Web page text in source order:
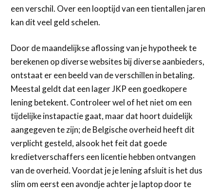
een verschil. Over een looptijd van een tientallen jaren
kan dit veel geld schelen.
Door de maandelijkse aflossing van je hypotheek te
berekenen op diverse websites bij diverse aanbieders,
ontstaat er een beeld van de verschillen in betaling.
Meestal geldt dat een lager JKP een goedkopere
lening betekent. Controleer wel of het niet om een
tijdelijke instapactie gaat, maar dat hoort duidelijk
aangegeven te zijn; de Belgische overheid heeft dit
verplicht gesteld, alsook het feit dat goede
kredietverschaffers een licentie hebben ontvangen
van de overheid. Voordat je je lening afsluit is het dus
slim om eerst een avondje achter je laptop door te